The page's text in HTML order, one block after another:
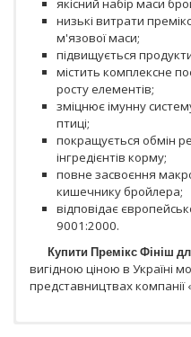
якісний набір маси
низькі витрати
м'язової маси;
підвищується
містить комплексне
росту елементів;
зміцнює імунну
птиці;
покращується обмін
інгредієнтів корму;
повне засвоєння
кишечнику бройлера;
відповідає
9001:2000.
Купити Премікс Фініш
вигідною ціною в Україні
представництвах компанії